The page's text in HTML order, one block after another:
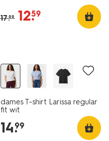
17.99 12.
59
dames T-shirt Larissa regular
fit wit
14.
99